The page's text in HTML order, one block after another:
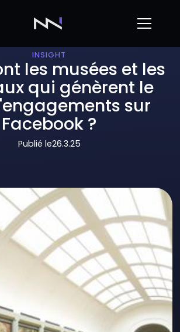
INSIGHT
les musées et les
qui génèrent le
sur
Facebook ?
Publié le26.3.25